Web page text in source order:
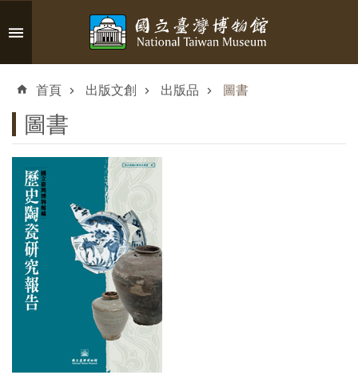
跳到主要內容區塊
搜
認
識
臺
博
參
首頁 出版文創 出版品 圖書
圖書